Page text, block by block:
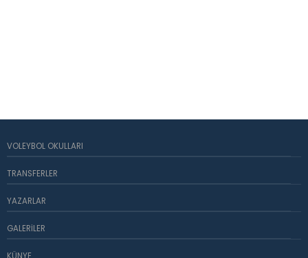
VOLEYBOL OKULLARI
TRANSFERLER
YAZARLAR
GALERILER